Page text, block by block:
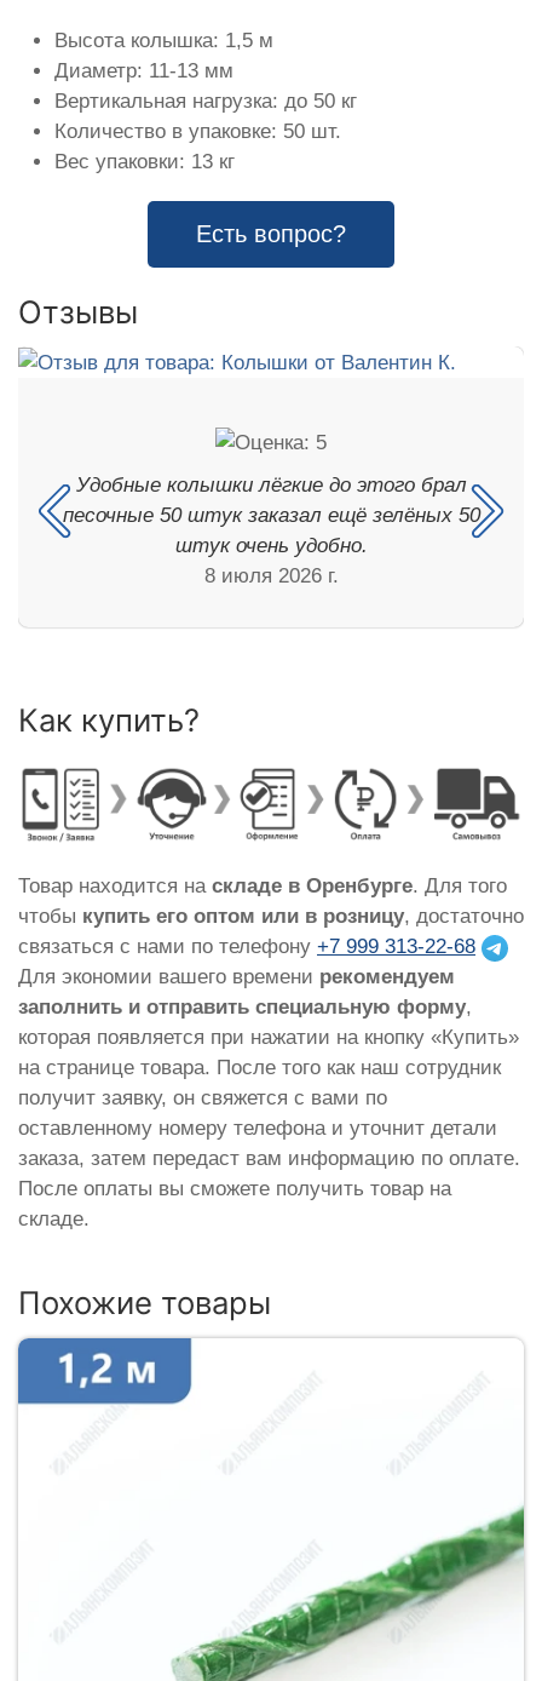
Высота колышка: 1,5 м
Диаметр: 11-13 мм
Вертикальная нагрузка: до 50 кг
Количество в упаковке: 50 шт.
Вес упаковки: 13 кг
Есть вопрос?
Отзывы
Удобные колышки лёгкие до этого брал
песочные 50 штук заказал ещё зелёных 50
штук очень удобно.
8 июля 2026 г.
Как купить?
Товар находится на складе в Оренбурге. Для того
чтобы купить его оптом или в розницу, достаточно
связаться с нами по телефону +7 999 313-22-68
Для экономии вашего времени рекомендуем
заполнить и отправить специальную форму,
которая появляется при нажатии на кнопку «Купить»
на странице товара. После того как наш сотрудник
получит заявку, он свяжется с вами по
оставленному номеру телефона и уточнит детали
заказа, затем передаст вам информацию по оплате.
После оплаты вы сможете получить товар на
складе.
Похожие товары